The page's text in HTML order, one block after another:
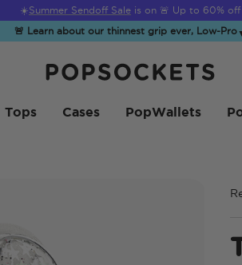
☀️Summer Sendoff Sale is on 🚨 Up to 60% off
🚨 Learn about our thinnest grip ever, Low-Pro
Tops Cases PopWallets